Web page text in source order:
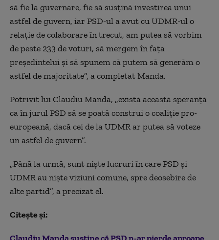
să fie la guvernare, fie să susţină investirea unui
astfel de guvern, iar PSD-ul a avut cu UDMR-ul o
relaţie de colaborare în trecut, am putea să vorbim
de peste 233 de voturi, să mergem în faţa
preşedintelui şi să spunem că putem să generăm o
astfel de majoritate”, a completat Manda.
Potrivit lui Claudiu Manda, „există această speranţă
ca în jurul PSD să se poată construi o coaliţie pro-
europeană, dacă cei de la UDMR ar putea să voteze
un astfel de guvern”.
„Până la urmă, sunt nişte lucruri în care PSD şi
UDMR au nişte viziuni comune, spre deosebire de
alte partid”, a precizat el.
Citește și: